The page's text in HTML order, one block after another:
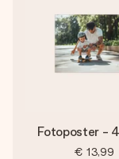
Fotoposter -
€ 13,99